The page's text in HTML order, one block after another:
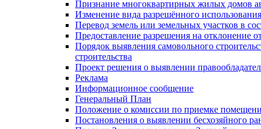
Признание многоквартирных жилых домов
Изменение вида разрешённого
Перевод земель или земельных участков в
Предоставление разрешения на отклонение
Порядок выявления самовольного
строительства
Проект решения о выявлении
Реклама
Информационное сообщение
Генеральный План
Положение о комиссии по приемке
Постановления о выявлении бесхозяйного